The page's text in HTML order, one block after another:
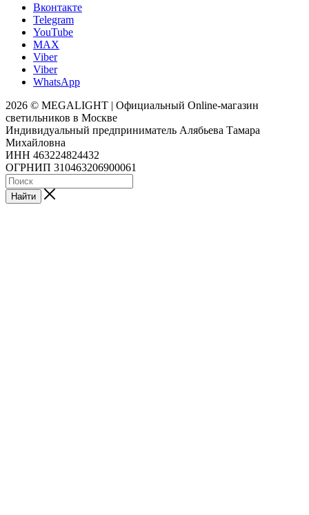
Вконтакте
Telegram
YouTube
MAX
Viber
Viber
WhatsApp
2026 © MEGALIGHT | Официальный Online-магазин
светильников в Москве
Индивидуальный предприниматель Алябьева Тамара
Михайловна
ИНН 463224824432
ОГРНИП 310463206900061
Найти